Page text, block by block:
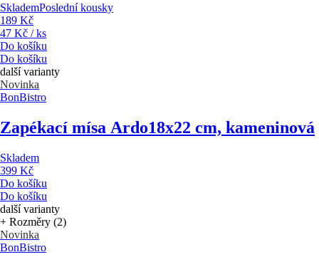
SklademPoslední kousky
189 Kč
47 Kč / ks
Do košíku
Do košíku
další varianty
Novinka
BonBistro
Zapékací mísa Ardo18x22 cm, kameninová
Skladem
399 Kč
Do košíku
Do košíku
další varianty
+ Rozměry (2)
Novinka
BonBistro